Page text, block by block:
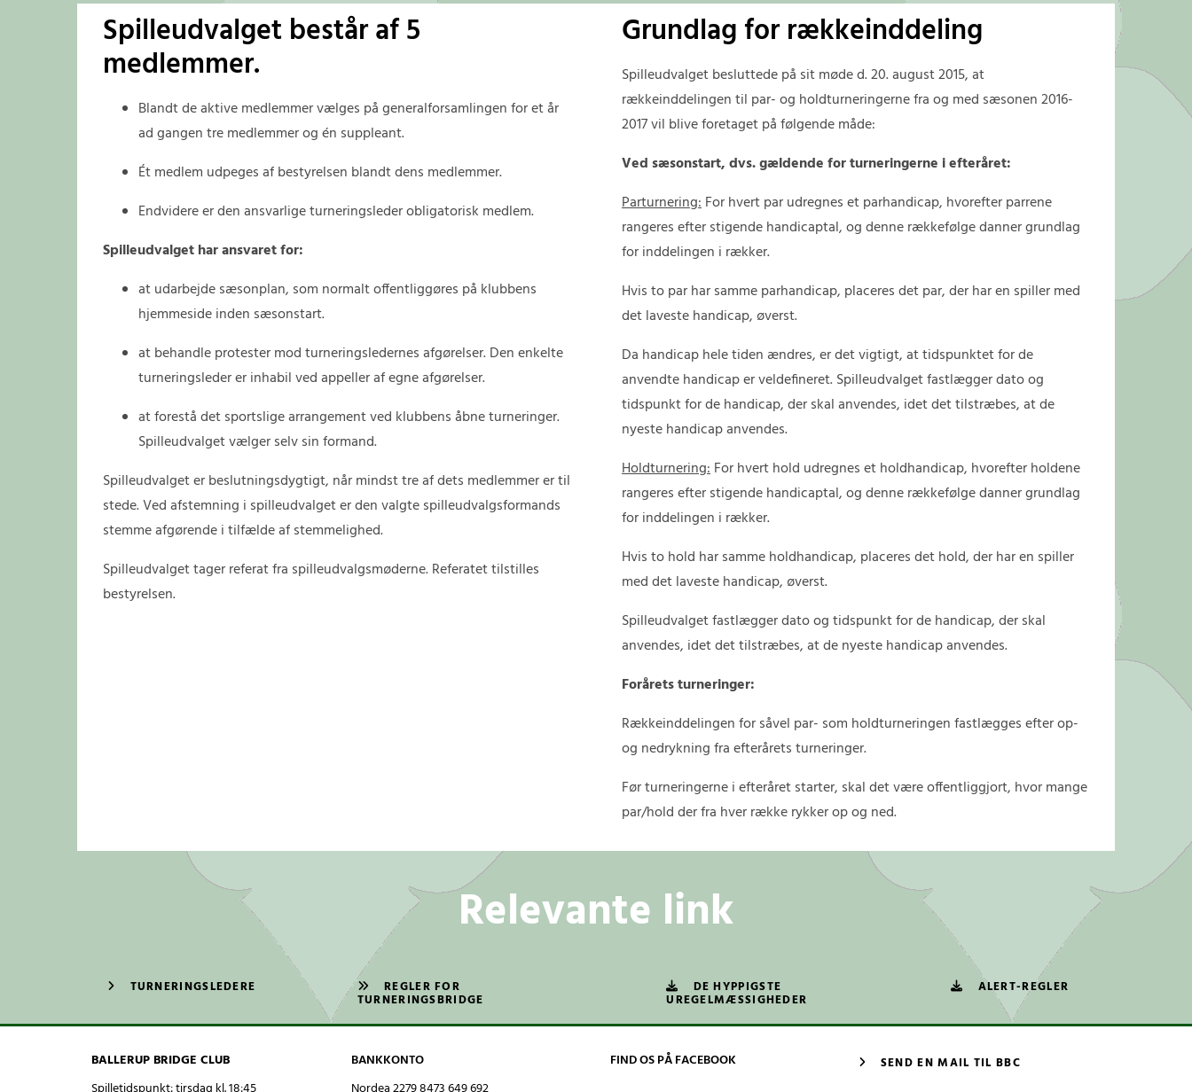
Spilleudvalget består af 5
medlemmer.
Blandt de aktive medlemmer vælges på generalforsamlingen for et år
ad gangen tre medlemmer og én suppleant.
Ét medlem udpeges af bestyrelsen blandt dens medlemmer.
Endvidere er den ansvarlige turneringsleder obligatorisk medlem.
Spilleudvalget har ansvaret for:
at udarbejde sæsonplan, som normalt offentliggøres på klubbens
hjemmeside inden sæsonstart.
at behandle protester mod turneringsledernes afgørelser. Den enkelte
turneringsleder er inhabil ved appeller af egne afgørelser.
at forestå det sportslige arrangement ved klubbens åbne turneringer.
Spilleudvalget vælger selv sin formand.
Spilleudvalget er beslutningsdygtigt, når mindst tre af dets medlemmer er til
stede. Ved afstemning i spilleudvalget er den valgte spilleudvalgsformands
stemme afgørende i tilfælde af stemmelighed.
Spilleudvalget tager referat fra spilleudvalgsmøderne. Referatet tilstilles
bestyrelsen.
Grundlag for rækkeinddeling
Spilleudvalget besluttede på sit møde d. 20. august 2015, at
rækkeinddelingen til par- og holdturneringerne fra og med sæsonen 2016-
2017 vil blive foretaget på følgende måde:
Ved sæsonstart, dvs. gældende for turneringerne i efteråret:
Parturnering:For hvert par udregnes et parhandicap, hvorefter parrene
rangeres efter stigende handicaptal, og denne rækkefølge danner grundlag
for inddelingen i rækker.
Hvis to par har samme parhandicap, placeres det par, der har en spiller med
det laveste handicap, øverst.
Da handicap hele tiden ændres, er det vigtigt, at tidspunktet for de
anvendte handicap er veldefineret. Spilleudvalget fastlægger dato og
tidspunkt for de handicap, der skal anvendes, idet det tilstræbes, at de
nyeste handicap anvendes.
Holdturnering:For hvert hold udregnes et holdhandicap, hvorefter holdene
rangeres efter stigende handicaptal, og denne rækkefølge danner grundlag
for inddelingen i rækker.
Hvis to hold har samme holdhandicap, placeres det hold, der har en spiller
med det laveste handicap, øverst.
Spilleudvalget fastlægger dato og tidspunkt for de handicap, der skal
anvendes, idet det tilstræbes, at de nyeste handicap anvendes.
Forårets turneringer:
Rækkeinddelingen for såvel par- som holdturneringen fastlægges efter op-
og nedrykning fra efterårets turneringer.
Før turneringerne i efteråret starter, skal det være offentliggjort, hvor mange
par/hold der fra hver række rykker op og ned.
Relevante link
TURNERINGSLEDERE REGLER FOR
TURNERINGSBRIDGE
DE HYPPIGSTE
UREGELMÆSSIGHEDER
ALERT-REGLER
BALLERUP BRIDGE CLUB
BANKKONTO
FIND OS PÅ FACEBOOK SEND EN MAIL TIL BBC